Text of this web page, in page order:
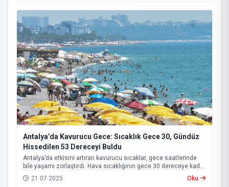
Antalya’da Kavurucu Gece: Sıcaklık Gece 30, Gündüz
Hissedilen 53 Dereceyi Buldu
Antalya’da etkisini artıran kavurucu sıcaklar, gece saatlerinde
bile yaşamı zorlaştırdı. Hava sıcaklığının gece 30 dereceye kadar
çıktığı kentte, yüksek nemin de etkisiyle vatandaşlar serinlemek
için Konyaaltı Sahili’ne akın etti. Sahile serdikleri örtülerde
21.07.2025 Oku